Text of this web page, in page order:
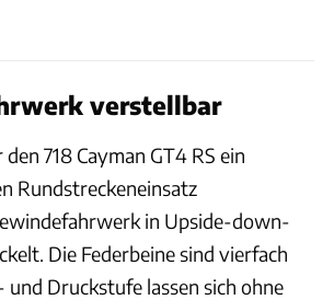
verstellbar
718 Cayman GT4 RS ein
Rundstreckeneinsatz
in Upside-down-
Die Federbeine sind vierfach
Druckstufe lassen sich ohne